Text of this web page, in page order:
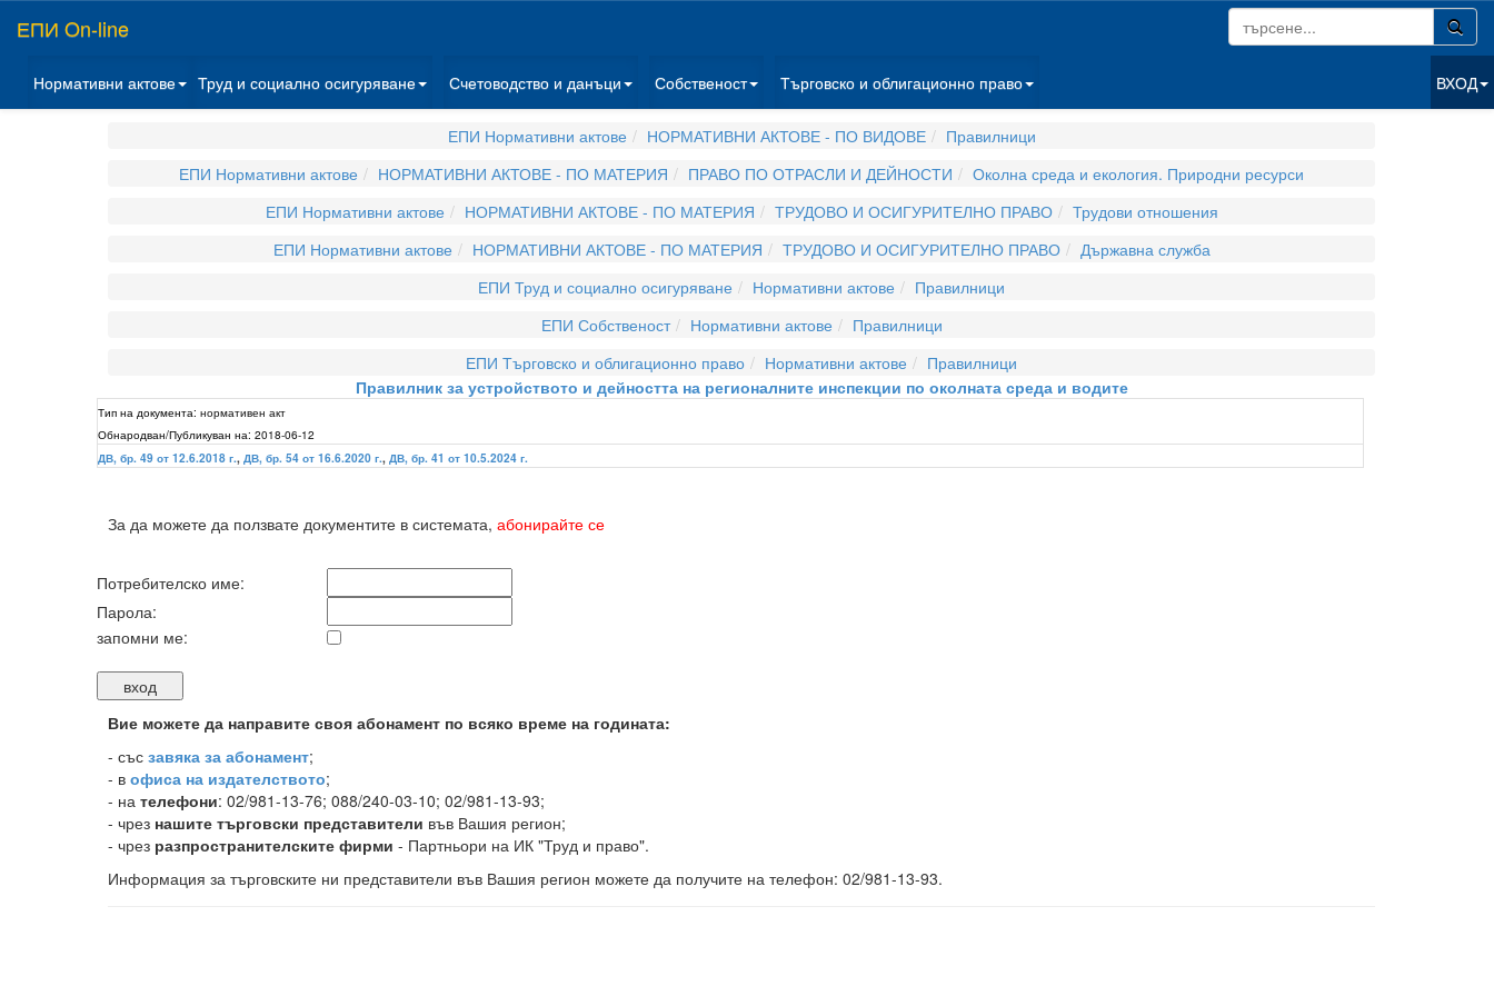
ЕПИ On-line
Нормативни актове Труд и социално осигуряване Счетоводство и данъци Собственост Търговско и облигационно право ВХОД
ЕПИ Нормативни актове НОРМАТИВНИ АКТОВЕ - ПО ВИДОВЕ
Правилници
ЕПИ Нормативни актове
НОРМАТИВНИ АКТОВЕ - ПО МАТЕРИЯ ПРАВО ПО ОТРАСЛИ И ДЕЙНОСТИ
Околна среда и екология. Природни ресурси
ЕПИ Нормативни актове
НОРМАТИВНИ АКТОВЕ - ПО МАТЕРИЯ ТРУДОВО И ОСИГУРИТЕЛНО ПРАВО
Трудови отношения
ЕПИ Нормативни актове
НОРМАТИВНИ АКТОВЕ - ПО МАТЕРИЯ ТРУДОВО И ОСИГУРИТЕЛНО ПРАВО
Държавна служба
ЕПИ Труд и социално осигуряване
Нормативни актове
Правилници
ЕПИ Собственост
Нормативни актове
Правилници
ЕПИ Търговско и облигационно право
Нормативни актове
Правилници
Правилник за устройството и дейността на регионалните инспекции по околната среда и водите
Тип на документа: нормативен акт
Обнародван/Публикуван на: 2018-06-12
ДВ, бр. 49 от 12.6.2018 г., ДВ, бр. 54 от 16.6.2020 г., ДВ, бр. 41 от 10.5.2024 г.
За да можете да ползвате документите в системата, абонирайте се
Потребителско име:
Парола:
запомни ме:
Вие можете да направите своя абонамент по всяко време на годината:
- със завяка за абонамент;
- в офиса на издателството;
- на телефони: 02/981-13-76; 088/240-03-10; 02/981-13-93;
- чрез нашите търговски представители във Вашия регион;
- чрез разпространителските фирми - Партньори на ИК "Труд и право".
Информация за търговските ни представители във Вашия регион можете да получите на телефон: 02/981-13-93.